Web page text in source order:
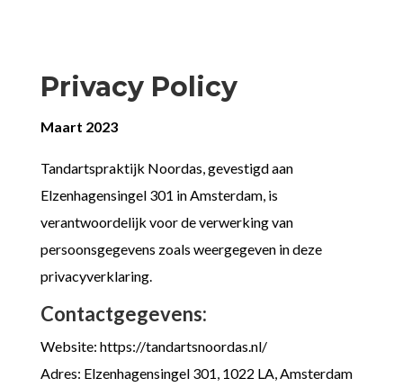
Privacy Policy
Maart 2023
Tandartspraktijk Noordas, gevestigd aan
Elzenhagensingel 301 in Amsterdam, is
verantwoordelijk voor de verwerking van
persoonsgegevens zoals weergegeven in deze
privacyverklaring.
Contactgegevens:
Website: https://tandartsnoordas.nl/
Adres: Elzenhagensingel 301, 1022 LA, Amsterdam